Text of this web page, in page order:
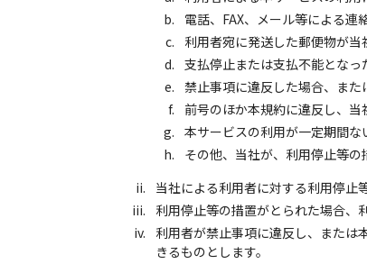
電話、FAX、メール等による連
利用者宛に発送した郵便物が
支払停止または支払不能となっ
禁止事項に違反した場合、ま
前号のほか本規約に違反し、
本サービスの利用が一定期間な
その他、当社が、利用停止等
当社による利用者に対する利用停止
利用停止等の措置がとられた場合、
利用者が禁止事項に違反し、または
きるものとします。